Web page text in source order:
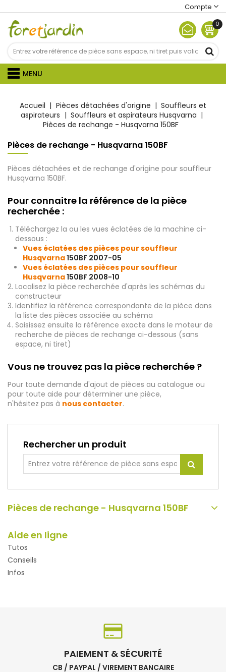
Compte
0
MENU
Accueil Pièces détachées d'origine
Souffleurs et
aspirateurs
Souffleurs et aspirateurs Husqvarna
Pièces de rechange - Husqvarna 150BF
Pièces de rechange - Husqvarna 150BF
Pièces détachées et de rechange d'origine pour souffleur
Husqvarna 150BF.
Pour connaitre la référence de la pièce
recherchée :
Téléchargez la ou les vues éclatées de la machine ci-
dessous :
Vues éclatées des pièces pour souffleur
Husqvarna150BF 2007-05
Vues éclatées des pièces pour souffleur
Husqvarna150BF 2008-10
Localisez la pièce recherchée d'après les schémas du
constructeur
Identifiez la référence correspondante de la pièce dans
la liste des pièces associée au schéma
Saisissez ensuite la référence exacte dans le moteur de
recherche de pièces de rechange ci-dessous (sans
espace, ni tiret)
Vous ne trouvez pas la pièce recherchée ?
Pour toute demande d'ajout de pièces au catalogue ou
pour toute aide pour déterminer une pièce,
n'hésitez pas à nous contacter.
Rechercher un produit
Pièces de rechange - Husqvarna 150BF
Aide en ligne
Tutos
Conseils
Infos
PAIEMENT & SÉCURITÉ
CB / PAYPAL / VIREMENT BANCAIRE